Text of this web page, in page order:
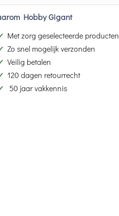
Hobby Gigant
Met zorg geselecteerde producten
Zo snel mogelijk verzonden
Veilig betalen
120 dagen retourrecht
50 jaar vakkennis